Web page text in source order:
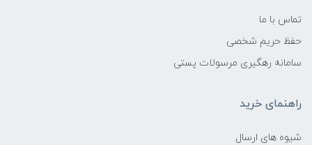
تماس با ما
حفظ حریم شخصی
سامانه رهگیری مرسولات پستی
راهنمای خرید
شیوه های ارسال